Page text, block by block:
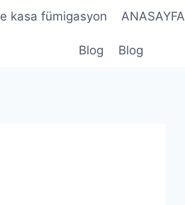
kasa fümigasyon ANASAYFA
Blog Blog